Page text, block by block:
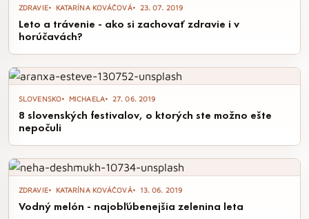
ZDRAVIE KATARÍNA KOVÁČOVÁ 23. 07. 2019
Leto a trávenie - ako si zachovať zdravie i v
horúčavách?
SLOVENSKO MICHAELA 27. 06. 2019
8 slovenských festivalov, o ktorých ste možno ešte
nepočuli
ZDRAVIE KATARÍNA KOVÁČOVÁ 13. 06. 2019
Vodný melón - najobľúbenejšia zelenina leta